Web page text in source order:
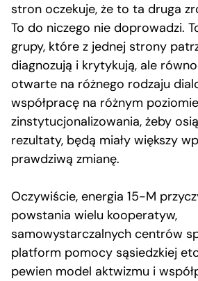
stron oczekuje, że to ta druga
To do niczego nie doprowadzi.
grupy, które z jednej strony
diagnozują i krytykują, ale
otwarte na różnego rodzaju
współpracę na różnym poziomie
zinstytucjonalizowania, żeby
rezultaty, będą miały większy
prawdziwą zmianę.
Oczywiście, energia 15-M
powstania wielu kooperatyw,
samowystarczalnych centrów
platform pomocy sąsiedzkiej
pewien model aktwizmu i